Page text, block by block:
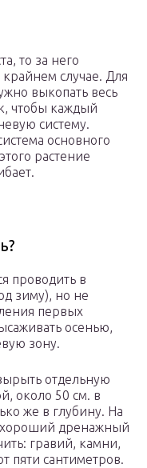
то за него
крайнем случае. Для
выкопать весь
чтобы каждый
систему.
основного
растение
проводить в
зиму), но не
первых
осенью,
зону.
отдельную
около 50 см. в
же в глубину. На
дренажный
гравий, камни,
пяти сантиметров.